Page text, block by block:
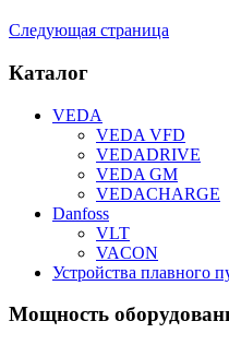
Следующая страница
Каталог
VEDA
VEDA VFD
VEDADRIVE
VEDA GM
VEDACHARGE
Danfoss
VLT
VACON
Устройства плавного
Мощность